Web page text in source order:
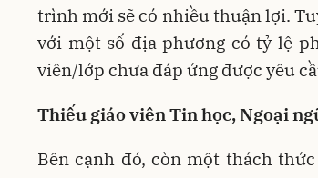
trình mới sẽ có nhiều thuận lợi.
với một số địa phương có tỷ lệ
viên/lớp chưa đáp ứng được yêu
Thiếu giáo viên Tin học, Ngoại
Bên cạnh đó, còn một thách